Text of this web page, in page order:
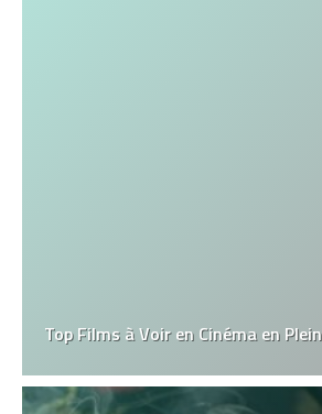
Top Films à Voir en Cinéma en